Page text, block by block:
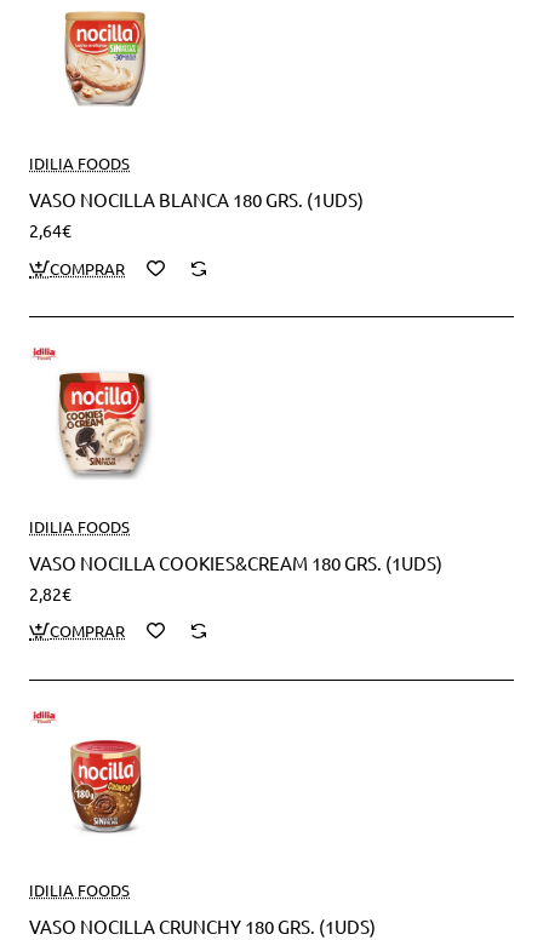
IDILIA FOODS
VASO NOCILLA BLANCA 180 GRS. (1UDS)
2,64€
IDILIA FOODS
VASO NOCILLA COOKIES&CREAM 180 GRS. (1UDS)
2,82€
IDILIA FOODS
VASO NOCILLA CRUNCHY 180 GRS. (1UDS)